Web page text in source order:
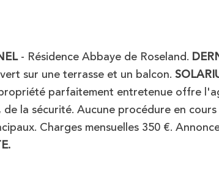
- Résidence Abbaye de Roseland.
sur une terrasse et un balcon.
parfaitement entretenue offre
la sécurité. Aucune procédure en
Charges mensuelles 350 €.